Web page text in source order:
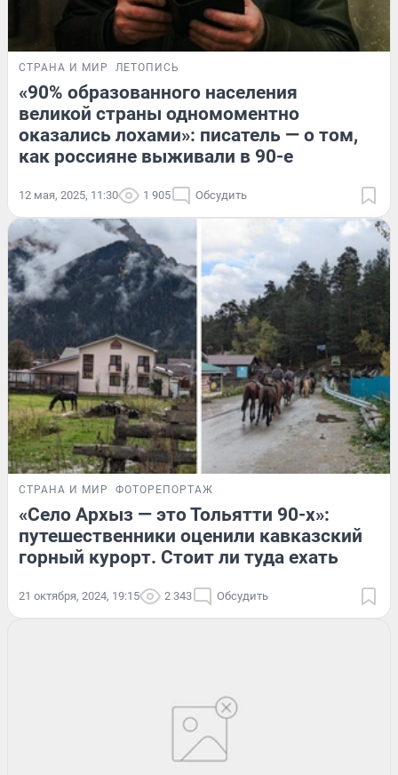
СТРАНА И МИР ЛЕТОПИСЬ
«90% образованного населения
великой страны одномоментно
оказались лохами»: писатель — о том,
как россияне выживали в 90-е
12 мая, 2025, 11:30 1 905 Обсудить
СТРАНА И МИР ФОТОРЕПОРТАЖ
«Село Архыз — это Тольятти 90-х»:
путешественники оценили кавказский
горный курорт. Стоит ли туда ехать
21 октября, 2024, 19:15 2 343 Обсудить